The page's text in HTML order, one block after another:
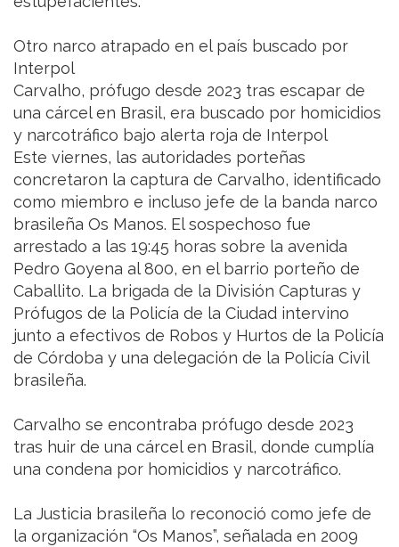
Otro narco atrapado en el país buscado por
Interpol
Carvalho, prófugo desde 2023 tras escapar de
una cárcel en Brasil, era buscado por homicidios
y narcotráfico bajo alerta roja de Interpol
Este viernes, las autoridades porteñas
concretaron la captura de Carvalho, identificado
como miembro e incluso jefe de la banda narco
brasileña Os Manos. El sospechoso fue
arrestado a las 19:45 horas sobre la avenida
Pedro Goyena al 800, en el barrio porteño de
Caballito. La brigada de la División Capturas y
Prófugos de la Policía de la Ciudad intervino
junto a efectivos de Robos y Hurtos de la Policía
de Córdoba y una delegación de la Policía Civil
brasileña.
Carvalho se encontraba prófugo desde 2023
tras huir de una cárcel en Brasil, donde cumplía
una condena por homicidios y narcotráfico.
La Justicia brasileña lo reconoció como jefe de
la organización “Os Manos”, señalada en 2009